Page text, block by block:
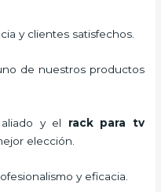
y clientes satisfechos.
de nuestros productos
y el rack para tv
elección.
y eficacia.